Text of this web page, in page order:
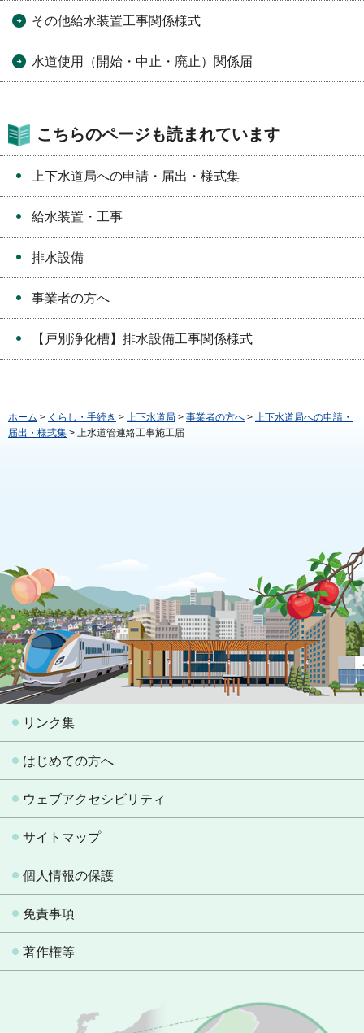
その他給水装置工事関係様式
水道使用（開始・中止・廃止）関係届
こちらのページも読まれています
上下水道局への申請・届出・様式集
給水装置・工事
排水設備
事業者の方へ
【戸別浄化槽】排水設備工事関係様式
ホーム > くらし・手続き > 上下水道局 > 事業者の方へ >
上下水道局への申請・
届出・様式集 > 上水道管連絡工事施工届
リンク集
はじめての方へ
ウェブアクセシビリティ
サイトマップ
個人情報の保護
免責事項
著作権等